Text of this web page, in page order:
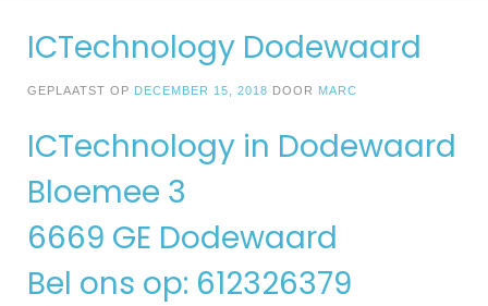
ICTechnology Dodewaard
GEPLAATST OP DECEMBER 15, 2018 DOOR MARC
ICTechnology in Dodewaard
Bloemee 3
6669 GE Dodewaard
Bel ons op: 612326379